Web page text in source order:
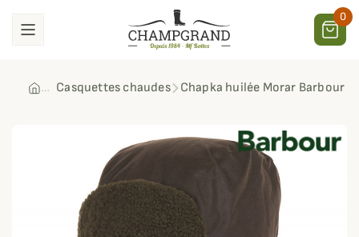
0
Casquettes chaudes Chapka huilée Morar Barbour